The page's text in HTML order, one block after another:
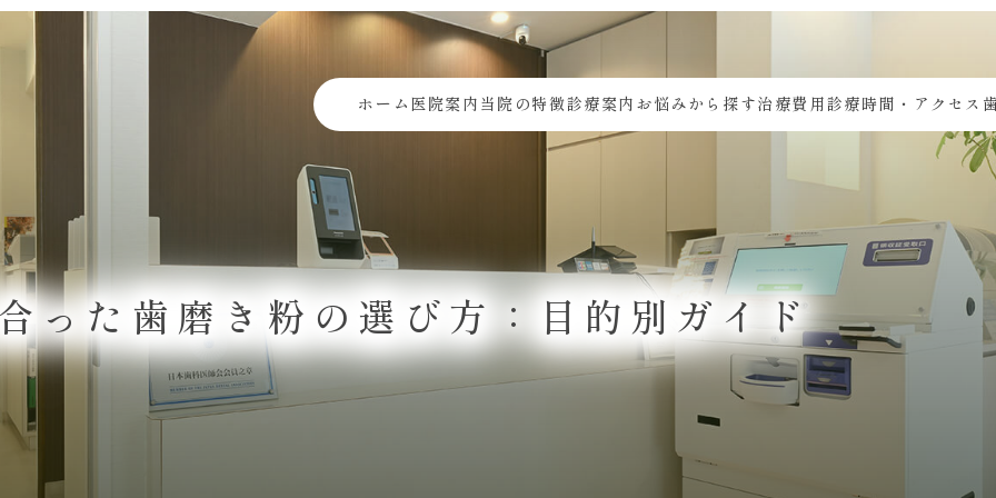
ホーム 医院案内 当院の特徴診療案内 お悩みから探す 治療費用 診療時間・アクセス
った歯磨き粉の選び方：目的別ガイド